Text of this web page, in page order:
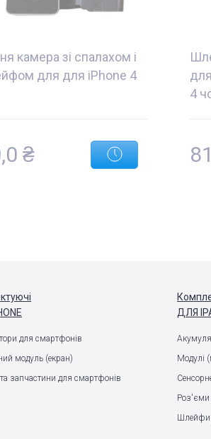
камера зі спалахом і
для для iPhone 4
₴
4
для смартфонів
модуль (екран)
запчастини для смартфонів
ДЛЯ
Модулі
Роз'єми
Шлейфи